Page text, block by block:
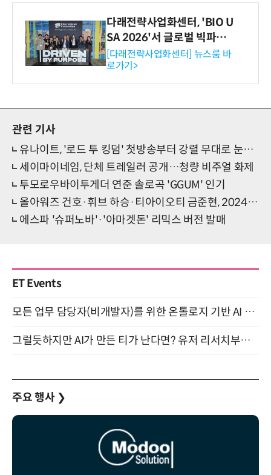
다래전략사업화센터, 'BIO U
SA 2026'서 글로벌 빅파마
와의 비즈니스 미팅 지원…K
-바이오 해외 진출 교두보 확
보
[다래전략사업화센터] 뉴스룸 바
로가기>
관련 기사
유나이트, '로드 투 킹덤' 첫방송부터 강렬 무대로 눈도장
세이마이네임, 단체 트레일러 공개…청량 비주얼 화제
투모로우바이투게더 연준 솔로곡 'GGUM' 인기
올아워즈 건호·휘브 하승·티아이오티 금준현, 2024 '선물' 컬래버레이션
에스파 '슈퍼노바'·'아마겟돈' 리믹스 버전 발매
ET Events
모든 업무 담당자(비개발자)를 위한 온톨로지 기반 AI 지식체계 설계 1-day 워크숍 8월 20일 개최
그럴듯하지만 AI가 만든 티가 난다면? 유저 리서치부터 배포까지! (9/15)
주요 행사 ❯